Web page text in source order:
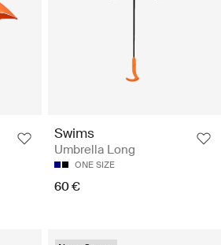
Swims
Umbrella Long
ONE SIZE
60 €